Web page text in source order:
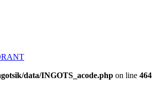
data/INGOTS_acode.php on line 464